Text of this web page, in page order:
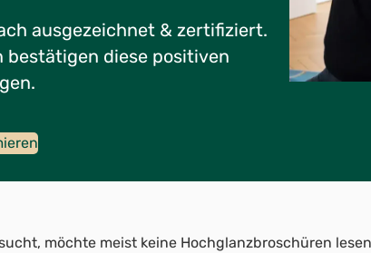
ausgezeichnet & zertifiziert.
bestätigen diese positiven
möchte meist keine Hochglanzbroschüren